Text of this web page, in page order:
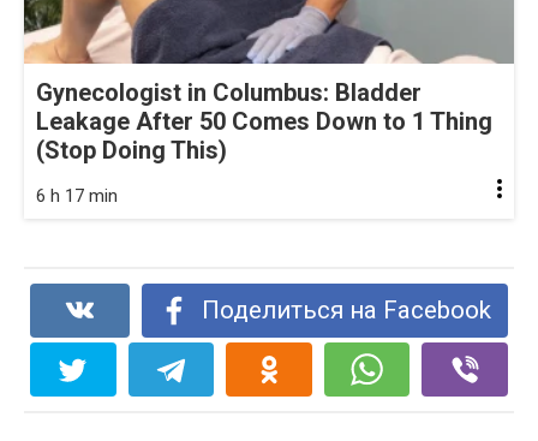
Gynecologist in Columbus: Bladder
Leakage After 50 Comes Down to 1 Thing
(Stop Doing This)
6 h 17 min
Поделиться на Facebook